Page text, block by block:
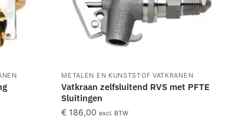
METALEN EN KUNSTSTOF VATKRANEN
Vatkraan zelfsluitend RVS met PFTE
Sluitingen
€ 186,00 excl. BTW